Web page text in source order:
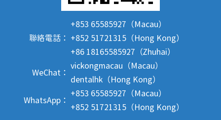
聯絡電話：
+853 65585927（Macau）
+852 51721315（Hong Kong）
+86 18165585927（Zhuhai）
WeChat：
vickongmacau（Macau）
dentalhk（Hong Kong）
WhatsApp：
+853 65585927（Macau）
+852 51721315（Hong Kong）